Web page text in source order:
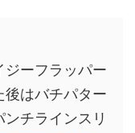
ーフラッパー
後はバチパター
チラインスリ